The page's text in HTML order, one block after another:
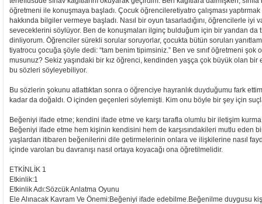
öğretmeni ile konuşmaya başladı. Çocuk öğrencileretiyatro çalışması
hakkında bilgiler vermeye başladı. Nasıl bir oyun tasarladığını, öğrencilerle iyi
seveceklerini söylüyor. Ben de konuşmaları ilginç bulduğum için bir yandan da
dinliyorum. Öğrenciler sürekli sorular soruyorlar, çocukta bütün soruları
tiyatrocu çocuğa şöyle dedi: “tam benim tipimsiniz.” Ben ve sınıf öğretmeni şok
musunuz? Sekiz yaşındaki bir kız öğrenci, kendinden yaşça çok büyük olan bir
bu sözleri söyleyebiliyor.
Bu sözlerin şokunu atlattıktan sonra o öğrenciye hayranlık duyduğumu fark ettim.
kadar da doğaldı. O içinden geçenleri söylemişti. Kim onu böyle bir şey için
Beğeniyi ifade etme; kendini ifade etme ve karşı tarafla olumlu bir iletişim kurma
Beğeniyi ifade etme hem kişinin kendisini hem de karşısındakileri mutlu eden
yaşlardan itibaren beğenilerini dile getirmelerinin onlara ve ilişkilerine nasıl
içinde varolan bu davranışı nasıl ortaya koyacağı ona öğretilmelidir.
ETKİNLİK 1
Etkinlik:1
Etkinlik Adı:Sözcük Anlatma Oyunu
Ele Alınacak Kavram Ve Önemi:Beğeniyi ifade edebilme.Beğenilme duygusu